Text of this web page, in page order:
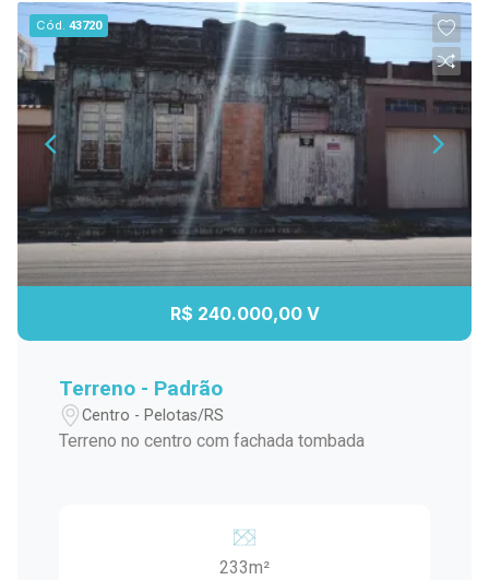
Cód.43720
R$ 240.000,00 V
Terreno - Padrão
Centro - Pelotas/RS
Terreno no centro com fachada tombada
233m²